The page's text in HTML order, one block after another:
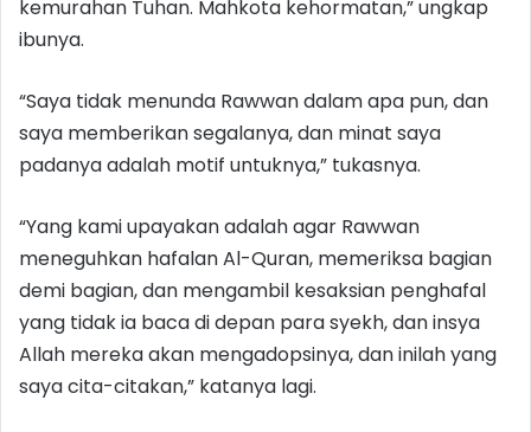
kemurahan Tuhan. Mahkota kehormatan,” ungkap
ibunya.
“Saya tidak menunda Rawwan dalam apa pun, dan
saya memberikan segalanya, dan minat saya
padanya adalah motif untuknya,” tukasnya.
“Yang kami upayakan adalah agar Rawwan
meneguhkan hafalan Al-Quran, memeriksa bagian
demi bagian, dan mengambil kesaksian penghafal
yang tidak ia baca di depan para syekh, dan insya
Allah mereka akan mengadopsinya, dan inilah yang
saya cita-citakan,” katanya lagi.